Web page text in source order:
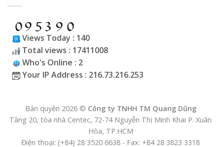
Views Today : 140
Total views : 17411008
Who's Online : 2
Your IP Address : 216.73.216.253
Bản quyền 2026 © Công ty TNHH TM Quang Dũng
Tầng 20, tòa nhà Centec, 72-74 Nguyễn Thị Minh Khai P. Xuân
Hòa, TP.HCM
Điện thoại: (+84) 28 3520 6638 - Fax: +84 28 3823 3318